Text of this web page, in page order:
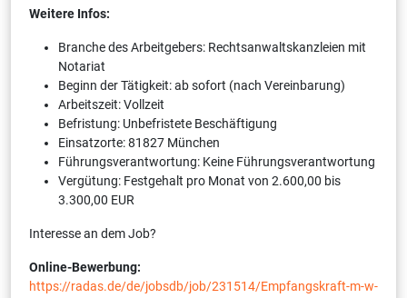
Weitere Infos:
Branche des Arbeitgebers: Rechtsanwaltskanzleien mit
Notariat
Beginn der Tätigkeit: ab sofort (nach Vereinbarung)
Arbeitszeit: Vollzeit
Befristung: Unbefristete Beschäftigung
Einsatzorte: 81827 München
Führungsverantwortung: Keine Führungsverantwortung
Vergütung: Festgehalt pro Monat von 2.600,00 bis
3.300,00 EUR
Interesse an dem Job?
Online-Bewerbung:
https://radas.de/de/jobsdb/job/231514/Empfangskraft-m-w-